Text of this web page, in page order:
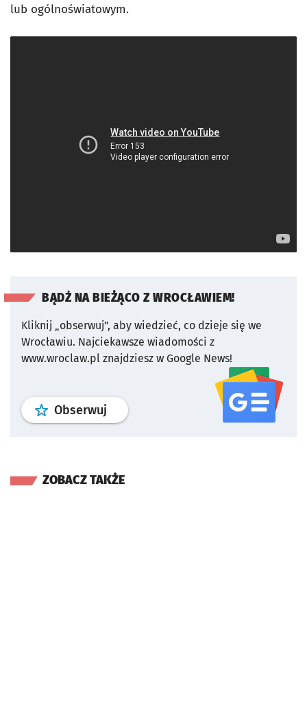
lub ogólnoświatowym.
BĄDŹ NA BIEŻĄCO Z WROCŁAWIEM!
Kliknij „obserwuj”, aby wiedzieć, co dzieje się we
Wrocławiu. Najciekawsze wiadomości z
www.wroclaw.pl znajdziesz w Google News!
Obserwuj profil serwisu
ZOBACZ TAKŻE